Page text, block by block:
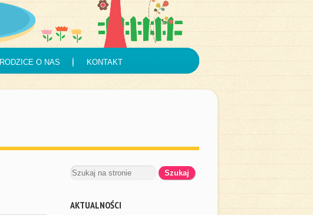
RODZICE O NAS KONTAKT
AKTUALNOŚCI